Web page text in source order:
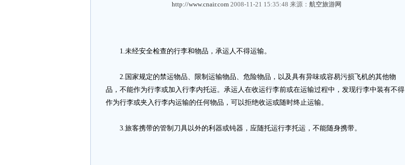
http://www.cnair.com 2008-11-21 15:35:48 来源： 航空旅游网
1.未经安全检查的行李和物品，承运人不得运输。
2.国家规定的禁运物品、限制运输物品、危险物品，以及具有异味或容易污损飞机的其他物
品，不能作为行李或加入行李内托运。承运人在收运行李前或在运输过程中，发现行李中装有不得
作为行李或夹入行李内运输的任何物品，可以拒绝收运或随时终止运输。
3.旅客携带的管制刀具以外的利器或钝器，应随托运行李托运，不能随身携带。